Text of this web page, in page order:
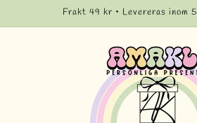
Frakt 49 kr • Levereras inom